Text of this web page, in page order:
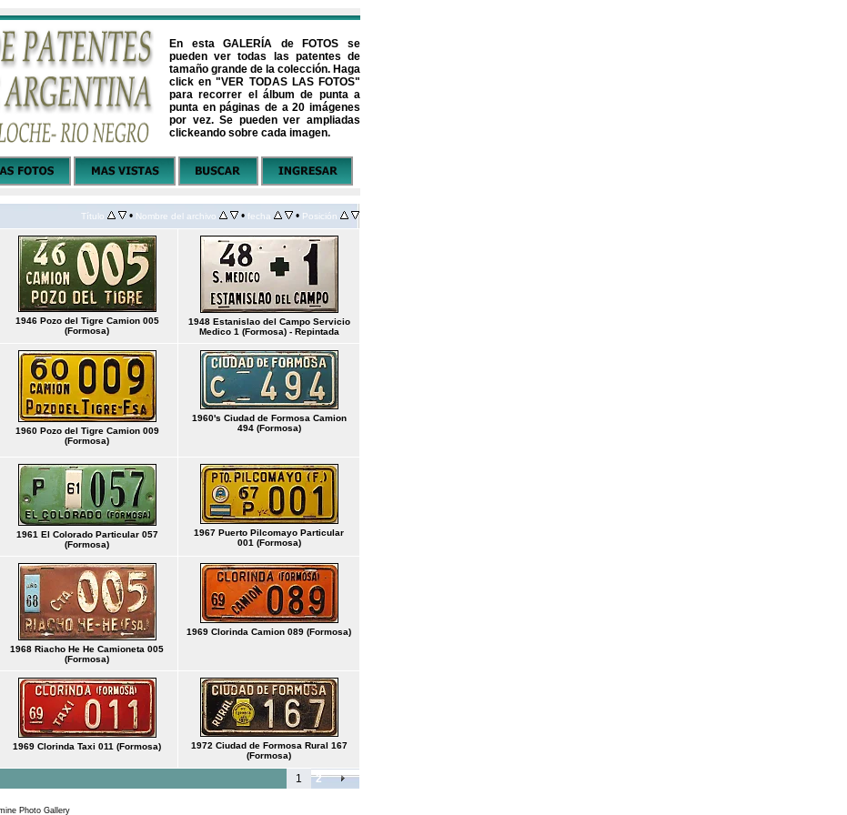
En esta GALERÍA de FOTOS se
pueden ver todas las patentes de
tamaño grande de la colección. Haga
click en "VER TODAS LAS FOTOS"
para recorrer el álbum de punta a
punta en páginas de a 20 imágenes
por vez. Se pueden ver ampliadas
clickeando sobre cada imagen.
Título • Nombre del archivo • fecha • Posición
1946 Pozo del Tigre Camion 005
(Formosa)
1948 Estanislao del Campo Servicio
Medico 1 (Formosa) - Repintada
1960 Pozo del Tigre Camion 009
(Formosa)
1960's Ciudad de Formosa Camion
494 (Formosa)
1961 El Colorado Particular 057
(Formosa)
1967 Puerto Pilcomayo Particular
001 (Formosa)
1968 Riacho He He Camioneta 005
(Formosa)
1969 Clorinda Camion 089 (Formosa)
1969 Clorinda Taxi 011 (Formosa)
1972 Ciudad de Formosa Rural 167
(Formosa)
1 2
Photo Gallery